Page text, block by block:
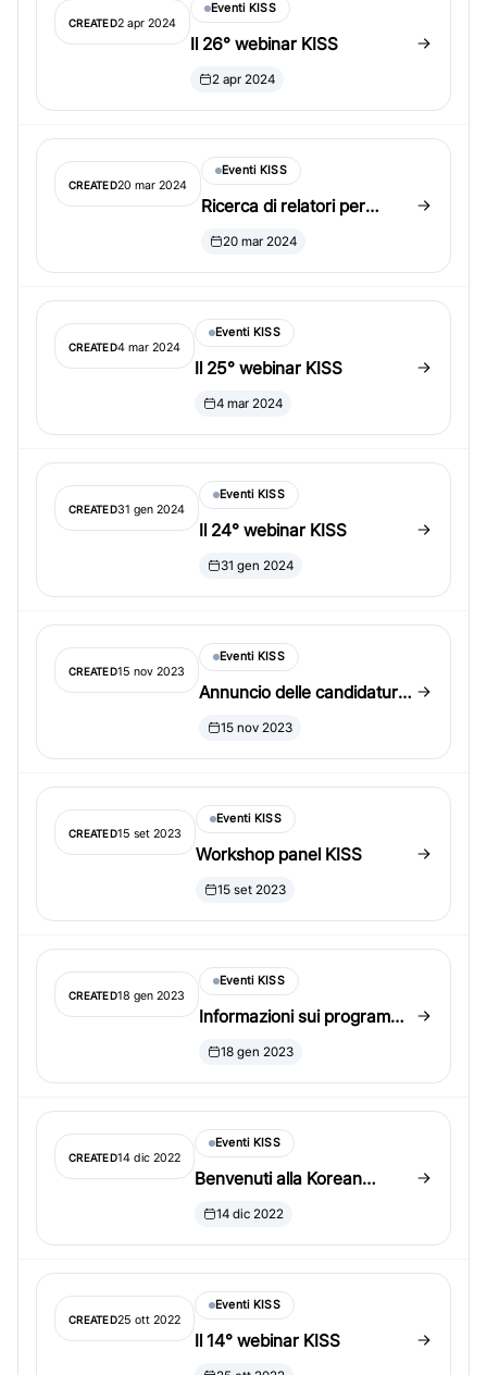
CREATED2 apr 2024
Eventi KISS
Il 26° webinar KISS
2 apr 2024
CREATED20 mar 2024
Eventi KISS
Ricerca di relatori per
sessioni invited all’ICSA
20 mar 2024
CREATED4 mar 2024
Eventi KISS
Il 25° webinar KISS
4 mar 2024
CREATED31 gen 2024
Eventi KISS
Il 24° webinar KISS
31 gen 2024
CREATED15 nov 2023
Eventi KISS
Annuncio delle candidature
ai premi KISS
15 nov 2023
CREATED15 set 2023
Eventi KISS
Workshop panel KISS
15 set 2023
CREATED18 gen 2023
Eventi KISS
Informazioni sui programmi
PhD/MS negli Stati Uniti per
18 gen 2023
CREATED14 dic 2022
Eventi KISS
Benvenuti alla Korean
International Statistical
14 dic 2022
CREATED25 ott 2022
Eventi KISS
Il 14° webinar KISS